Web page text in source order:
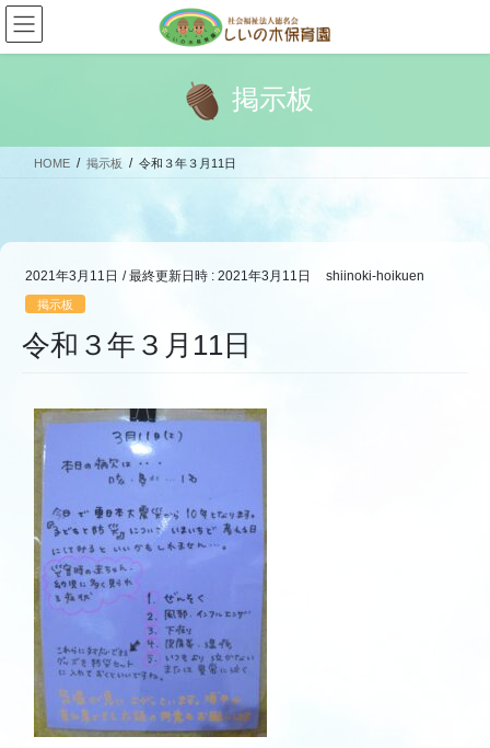
コ
ン
テ
ス
ナ
ビ
ゲ
ン
掲示板
HOME 掲示板 令和３年３月11日
2021年3月11日 / 最終更新日時 : 2021年3月11日 shiinoki-hoikuen
掲示板
令和３年３月11日